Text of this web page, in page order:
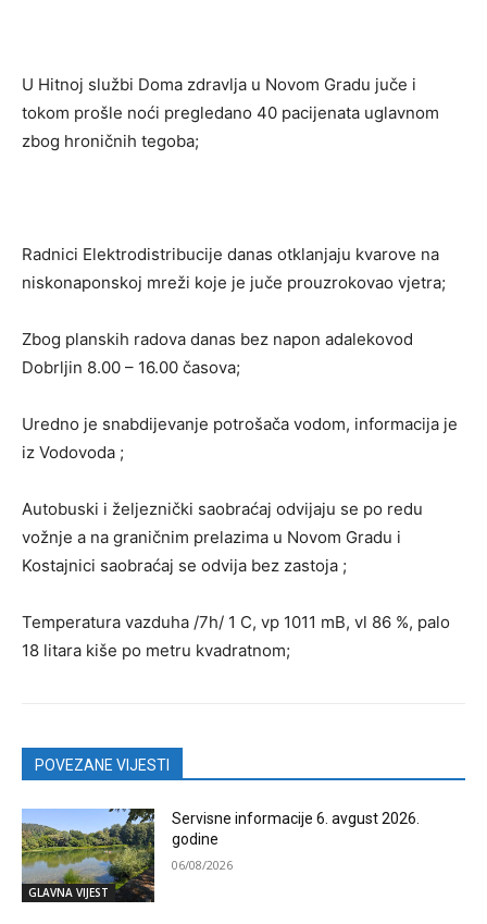
U Hitnoj službi Doma zdravlja u Novom Gradu juče i
tokom prošle noći pregledano 40 pacijenata uglavnom
zbog hroničnih tegoba;
Radnici Elektrodistribucije danas otklanjaju kvarove na
niskonaponskoj mreži koje je juče prouzrokovao vjetra;
Zbog planskih radova danas bez napon adalekovod
Dobrljin 8.00 – 16.00 časova;
Uredno je snabdijevanje potrošača vodom, informacija je
iz Vodovoda ;
Autobuski i željeznički saobraćaj odvijaju se po redu
vožnje a na graničnim prelazima u Novom Gradu i
Kostajnici saobraćaj se odvija bez zastoja ;
Temperatura vazduha /7h/ 1 C, vp 1011 mB, vl 86 %, palo
18 litara kiše po metru kvadratnom;
POVEZANE VIJESTI
GLAVNA VIJEST
Servisne informacije 6. avgust 2026.
godine
06/08/2026